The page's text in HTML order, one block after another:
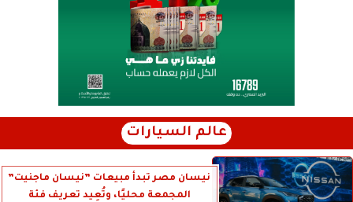
عالم السيارات
نيسان مصر تبدأ مبيعات ”نيسان ماجنيت”
المجمعة محليًا، وتُعِيد تعريف فئة